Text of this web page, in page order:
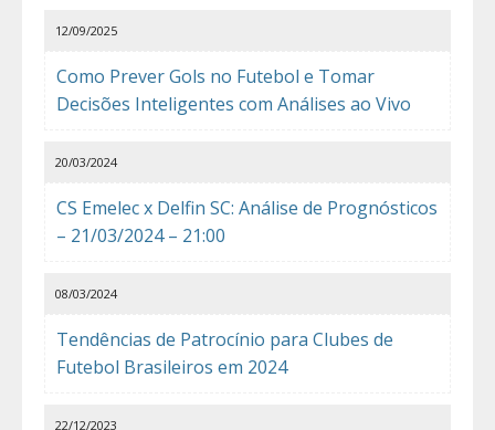
Como Prever Gols no Futebol e Tomar
Decisões Inteligentes com Análises ao Vivo
12/09/2025
CS Emelec x Delfin SC: Análise de Prognósticos
– 21/03/2024 – 21:00
20/03/2024
Tendências de Patrocínio para Clubes de
Futebol Brasileiros em 2024
08/03/2024
22/12/2023